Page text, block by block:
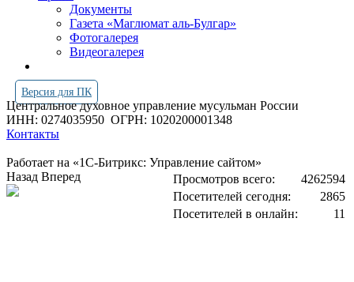
Документы
Газета «Маглюмат аль-Булгар»
Фотогалерея
Видеогалерея
Версия для ПК
Центральное духовное управление мусульман России
ИНН: 0274035950 ОГРН: 1020200001348
Контакты
Работает на «1С-Битрикс: Управление сайтом»
Просмотров всего:
4262594
Посетителей сегодня:
2865
Посетителей в онлайн:
11
Назад Вперед